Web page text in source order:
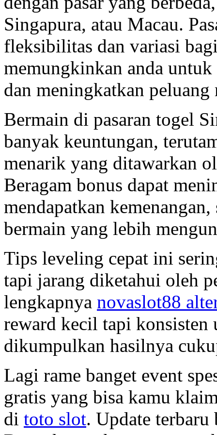
Singapura, atau Macau.
fleksibilitas dan variasi
memungkinkan anda
dan meningkatkan peluang
Bermain di pasaran togel
banyak keuntungan,
menarik yang ditawarkan
Beragam bonus dapat
mendapatkan
bermain yang lebih
Tips leveling cepat ini
tapi jarang diketahui oleh
lengkapnya novaslot88
reward kecil tapi
dikumpulkan hasilnya
Lagi rame banget event
gratis yang bisa kamu
di toto slot. Update terbaru